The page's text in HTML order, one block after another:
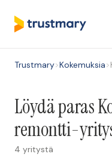
Trustmary>Kokemuksia>
Löydä paras
remontti-
4 yritystä